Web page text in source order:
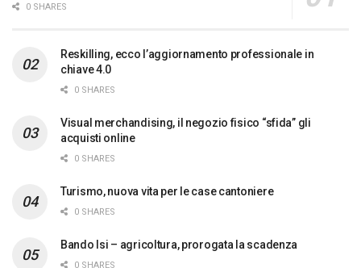
0 SHARES
Reskilling, ecco l’aggiornamento professionale in
chiave 4.0
0 SHARES
Visual merchandising, il negozio fisico “sfida” gli
acquisti online
0 SHARES
Turismo, nuova vita per le case cantoniere
0 SHARES
Bando Isi – agricoltura, prorogata la scadenza
0 SHARES